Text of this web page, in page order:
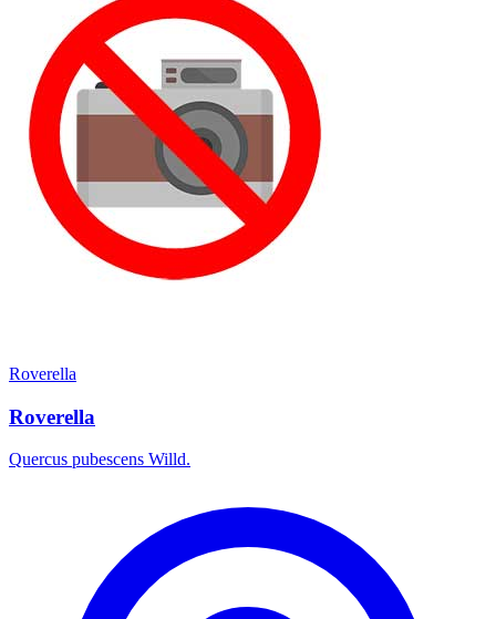
Roverella
Roverella
Quercus pubescens Willd.